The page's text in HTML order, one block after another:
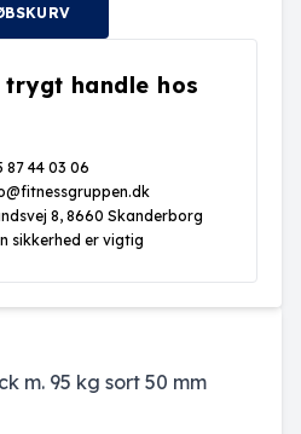
handle hos
87 44 03 06
8, 8660 Skanderborg
sikkerhed er vigtig
m. 95 kg sort 50 mm